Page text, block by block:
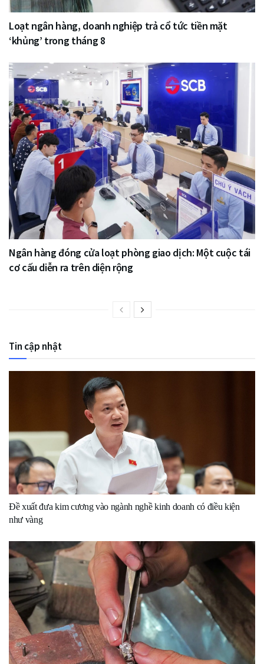
Loạt ngân hàng, doanh nghiệp trả cổ tức tiền mặt
‘khủng’ trong tháng 8
Ngân hàng đóng cửa loạt phòng giao dịch: Một cuộc tái
cơ cấu diễn ra trên diện rộng
Tin cập nhật
Đề xuất đưa kim cương vào ngành nghề kinh doanh có điều kiện
như vàng